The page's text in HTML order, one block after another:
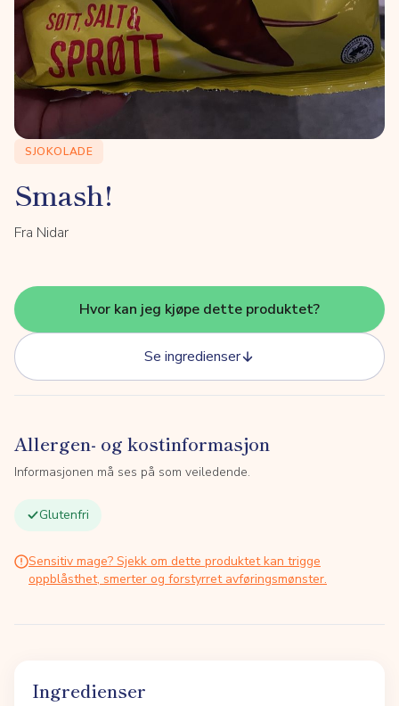
SJOKOLADE
Smash!
Fra Nidar
Hvor kan jeg kjøpe dette produktet?
Se ingredienser
Allergen- og kostinformasjon
Informasjonen må ses på som veiledende.
Glutenfri
Sensitiv mage? Sjekk om dette produktet kan trigge
oppblåsthet, smerter og forstyrret avføringsmønster.
Ingredienser